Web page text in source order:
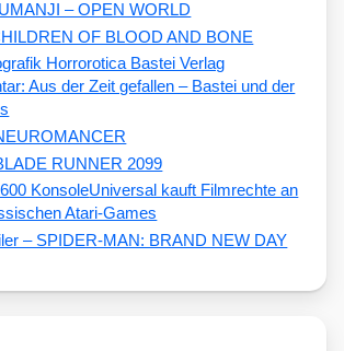
– OPEN WORLD
OF BLOOD AND BONE
Aus der Zeit gefallen – Bastei und der
RUNNER 2099
Universal kauft Filmrechte an
Atari-Games
– SPIDER-MAN: BRAND NEW DAY